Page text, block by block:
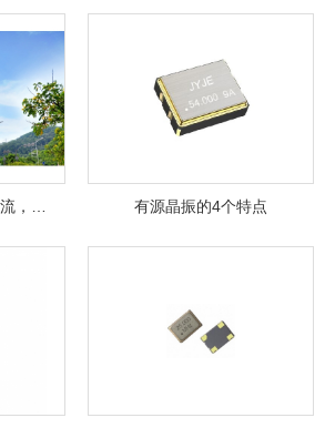
有源晶振的4个特点